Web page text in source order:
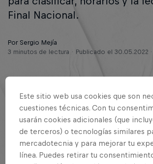
Final Nacional.
Por Sergio Mejía
3 minutos de lectura
Publicado el 30.05.2022
Red Bull Batalla
129 Tour Stops
Este sitio web usa cookies que son
cuestiones técnicas. Con tu
usarán cookies adicionales (que
de terceros) o tecnologías similares
mercadotecnia y para mejorar tu
línea. Puedes retirar tu